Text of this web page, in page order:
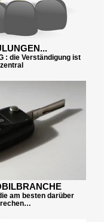
: die Verständigung ist
zentral
am besten darüber